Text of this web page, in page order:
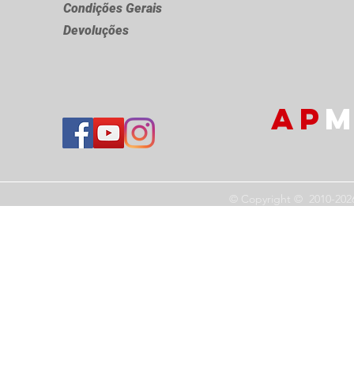
Condições Gerais
Devoluções
AP
© Copyright © 2010-